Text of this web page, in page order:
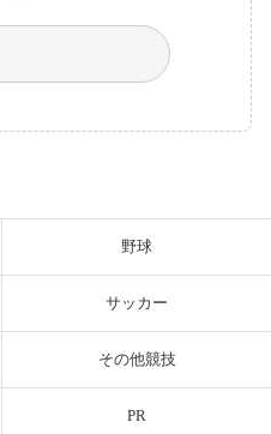
野球
サッカー
その他競技
PR